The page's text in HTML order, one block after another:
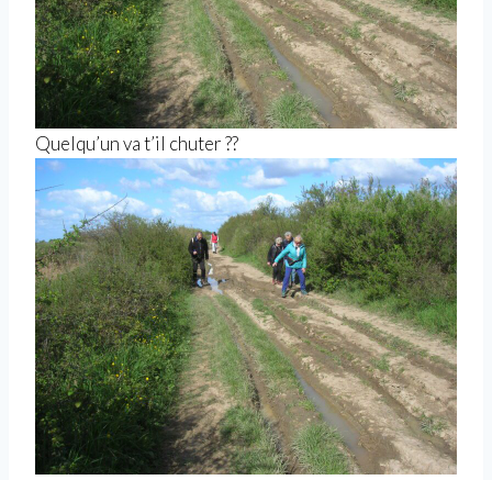
Quelqu’un va t’il chuter ??